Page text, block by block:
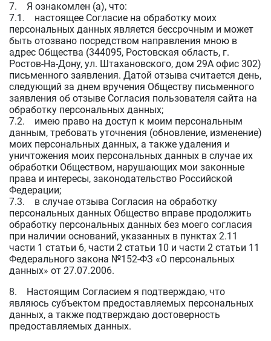
7. Я ознакомлен (а), что:
7.1. настоящее Согласие на обработку моих
персональных данных является бессрочным и может
быть отозвано посредством направления мною в
адрес Общества (344095, Ростовская область, г.
Ростов-На-Дону, ул. Штахановского, дом 29А офис 302)
письменного заявления. Датой отзыва считается день,
следующий за днем вручения Обществу письменного
заявления об отзыве Согласия пользователя сайта на
обработку персональных данных;
7.2. имею право на доступ к моим персональным
данным, требовать уточнения (обновление, изменение)
моих персональных данных, а также удаления и
уничтожения моих персональных данных в случае их
обработки Обществом, нарушающих мои законные
права и интересы, законодательство Российской
Федерации;
7.3. в случае отзыва Согласия на обработку
персональных данных Общество вправе продолжить
обработку персональных данных без моего согласия
при наличии оснований, указанных в пунктах 2.11
части 1 статьи 6, части 2 статьи 10 и части 2 статьи 11
Федерального закона №152-ФЗ «О персональных
данных» от 27.07.2006.
8. Настоящим Согласием я подтверждаю, что
являюсь субъектом предоставляемых персональных
данных, а также подтверждаю достоверность
предоставляемых данных.